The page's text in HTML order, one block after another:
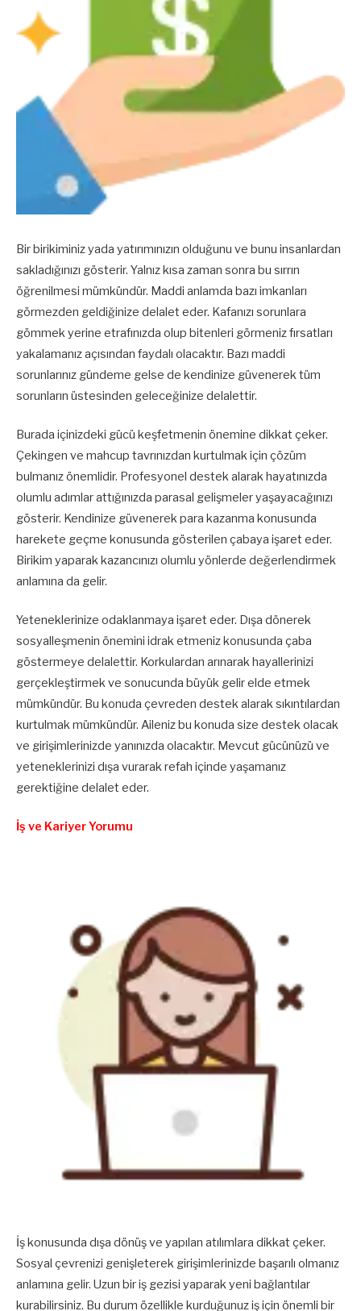
Bir birikiminiz yada yatırımınızın olduğunu ve bunu insanlardan
sakladığınızı gösterir. Yalnız kısa zaman sonra bu sırrın
öğrenilmesi mümkündür. Maddi anlamda bazı imkanları
görmezden geldiğinize delalet eder. Kafanızı sorunlara
gömmek yerine etrafınızda olup bitenleri görmeniz fırsatları
yakalamanız açısından faydalı olacaktır. Bazı maddi
sorunlarınız gündeme gelse de kendinize güvenerek tüm
sorunların üstesinden geleceğinize delalettir.
Burada içinizdeki gücü keşfetmenin önemine dikkat çeker.
Çekingen ve mahcup tavrınızdan kurtulmak için çözüm
bulmanız önemlidir. Profesyonel destek alarak hayatınızda
olumlu adımlar attığınızda parasal gelişmeler yaşayacağınızı
gösterir. Kendinize güvenerek para kazanma konusunda
harekete geçme konusunda gösterilen çabaya işaret eder.
Birikim yaparak kazancınızı olumlu yönlerde değerlendirmek
anlamına da gelir.
Yeteneklerinize odaklanmaya işaret eder. Dışa dönerek
sosyalleşmenin önemini idrak etmeniz konusunda çaba
göstermeye delalettir. Korkulardan arınarak hayallerinizi
gerçekleştirmek ve sonucunda büyük gelir elde etmek
mümkündür. Bu konuda çevreden destek alarak sıkıntılardan
kurtulmak mümkündür. Aileniz bu konuda size destek olacak
ve girişimlerinizde yanınızda olacaktır. Mevcut gücünüzü ve
yeteneklerinizi dışa vurarak refah içinde yaşamanız
gerektiğine delalet eder.
İş ve Kariyer Yorumu
İş konusunda dışa dönüş ve yapılan atılımlara dikkat çeker.
Sosyal çevrenizi genişleterek girişimlerinizde başarılı olmanız
anlamına gelir. Uzun bir iş gezisi yaparak yeni bağlantılar
kurabilirsiniz. Bu durum özellikle kurduğunuz iş için önemli bir